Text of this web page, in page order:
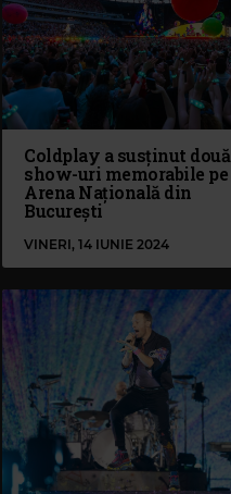
Coldplay a susținut două
show-uri memorabile pe
Arena Națională din
București
VINERI, 14 IUNIE 2024